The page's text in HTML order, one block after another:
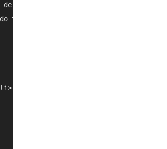
cruceros y cierres locales pueden
toma mas de lo esperado, combinalo con
<li><a href="/es/things-to-do/